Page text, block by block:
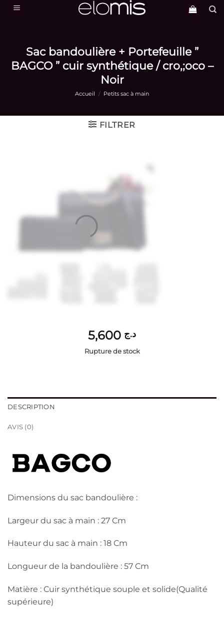
Passer
Sac bandoulière + Portefeuille ”
BAGCO ” cuir synthétique / cro,;oco –
Noir
Accueil / Petits sac à main
FILTRER
د.ج
Rupture de stock
DESCRIPTION
AVIS (0)
Dimensions du sac bandoulière :
Largeur du sac à main : 27 Cm
Hauteur du sac à main : 18 Cm
Longueur de la bandoulière : 57 Cm
Matière : Cuir synthétique souple et solide(Qualité
supérieure)